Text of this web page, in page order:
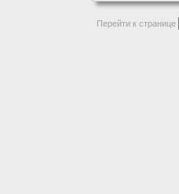
Перейти к странице